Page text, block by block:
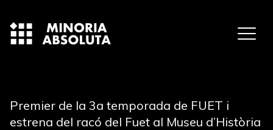
Premier de la 3a temporada de FUET i
estrena del racó del Fuet al Museu d’Història